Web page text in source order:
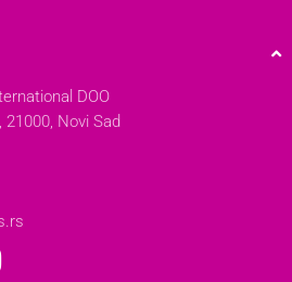
DOO
Novi Sad